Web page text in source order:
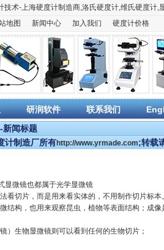
技术-上海硬度计制造商,洛氏硬度计,维氏硬度计,
地图 新闻中心 加入我们 硬度计价格
研润软件 联系我们
新闻标题
计制造厂所有http://www.yrmade.com;转载
显微镜也都属于光学显微镜
看切片，而是用来看实体的，不用制作切片标
结构，也用来观察昆虫，植物等表面结构；成
）生物显微镜则可以看到任何的生物切片；